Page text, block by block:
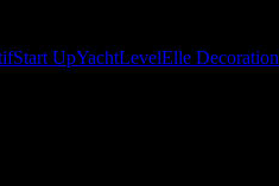
Start UpYachtLevelElle Decoration